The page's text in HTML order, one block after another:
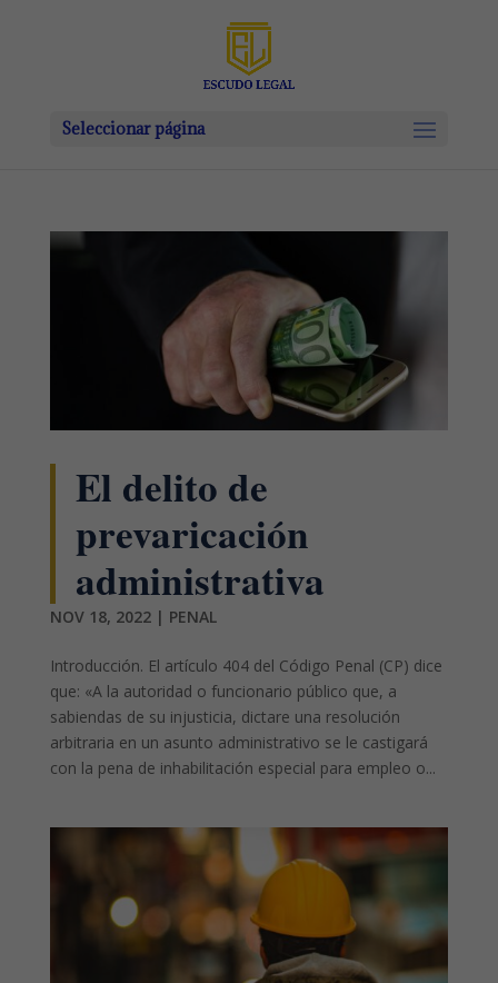
Seleccionar página
El delito de
prevaricación
administrativa
NOV 18, 2022| PENAL
Introducción. El artículo 404 del Código Penal (CP) dice
que: «A la autoridad o funcionario público que, a
sabiendas de su injusticia, dictare una resolución
arbitraria en un asunto administrativo se le castigará
con la pena de inhabilitación especial para empleo o...